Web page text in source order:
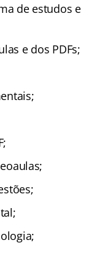
de estudos e
e dos PDFs;